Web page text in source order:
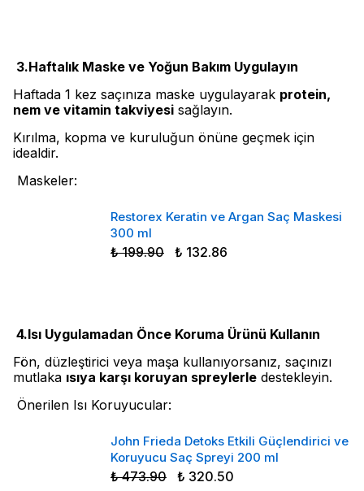
3.Haftalık Maske ve Yoğun Bakım Uygulayın
Haftada 1 kez saçınıza maske uygulayarak protein,
nem ve vitamin takviyesi sağlayın.
Kırılma, kopma ve kuruluğun önüne geçmek için
idealdir.
Maskeler:
Restorex Keratin ve Argan Saç Maskesi
300 ml
₺ 199.90 ₺ 132.86
4.Isı Uygulamadan Önce Koruma Ürünü Kullanın
Fön, düzleştirici veya maşa kullanıyorsanız, saçınızı
mutlaka ısıya karşı koruyan spreylerle destekleyin.
Önerilen Isı Koruyucular:
John Frieda Detoks Etkili Güçlendirici ve
Koruyucu Saç Spreyi 200 ml
₺ 473.90 ₺ 320.50